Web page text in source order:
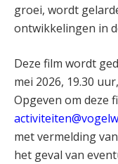
groei, wordt
ontwikkelingen in
Deze film wordt
mei 2026, 19.30
Opgeven om deze
met vermelding
het geval van